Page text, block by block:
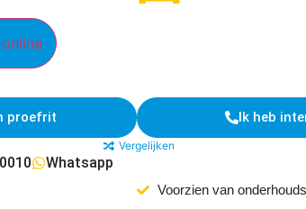
proefrit Ik heb
Vergelijken
Whatsapp
Voorzien van